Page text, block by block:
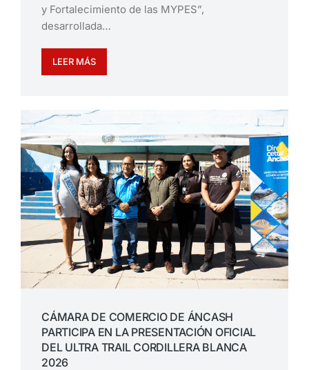
y Fortalecimiento de las MYPES”,
desarrollada…
LEER MÁS
CÁMARA DE COMERCIO DE ÁNCASH
PARTICIPA EN LA PRESENTACIÓN OFICIAL
DEL ULTRA TRAIL CORDILLERA BLANCA
2026